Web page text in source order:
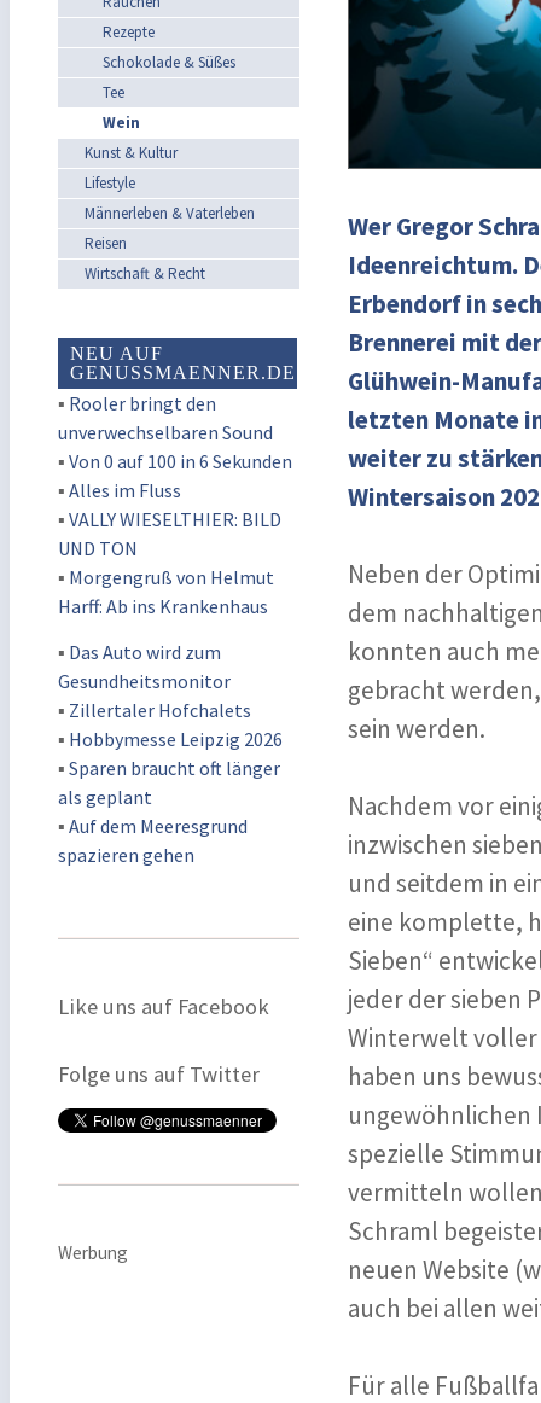
Rezepte
Schokolade & Süßes
Tee
Wein
Kunst & Kultur
Lifestyle
Männerleben & Vaterleben
Reisen
Wirtschaft & Recht
NEU AUF
GENUSSMAENNER.DE
▪ Rooler bringt den
unverwechselbaren Sound
▪ Von 0 auf 100 in 6 Sekunden
▪ Alles im Fluss
▪ VALLY WIESELTHIER: BILD
UND TON
▪ Morgengruß von Helmut
Harff: Ab ins Krankenhaus
▪ Das Auto wird zum
Gesundheitsmonitor
▪ Zillertaler Hofchalets
▪ Hobbymesse Leipzig 2026
▪ Sparen braucht oft länger
als geplant
▪ Auf dem Meeresgrund
spazieren gehen
Like uns auf Facebook
Folge uns auf Twitter
Werbung
Wer Gregor
Ideenreichtum.
Erbendorf in
Brennerei mit
Glühwein-
letzten Monate
weiter zu
Wintersaison
Neben der
dem
konnten auch
gebracht
sein werden.
Nachdem vor
inzwischen
und seitdem in
eine komplette,
Sieben“
jeder der sieben
Winterwelt voller
haben uns
ungewöhnlichen
spezielle
vermitteln
Schraml
neuen Website
auch bei allen
Für alle